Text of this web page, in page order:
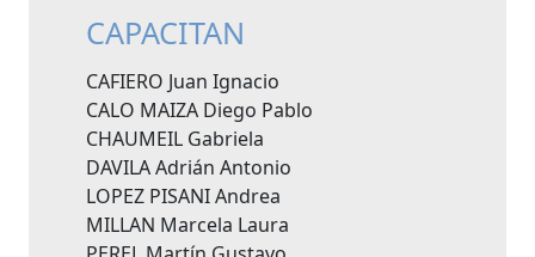
CAPACITAN
CAFIERO Juan Ignacio
CALO MAIZA Diego Pablo
CHAUMEIL Gabriela
DAVILA Adrián Antonio
LOPEZ PISANI Andrea
MILLAN Marcela Laura